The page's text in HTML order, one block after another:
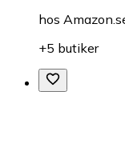
hos
+5 butiker